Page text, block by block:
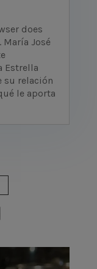
does
José
Estrella
su relación
le aporta